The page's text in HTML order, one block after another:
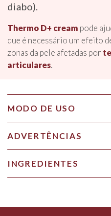
diabo).
Thermo D+ cream pode
que é necessário um efeito
zonas da pele afetadas por
articulares.
MODO DE USO
ADVERTÊNCIAS
INGREDIENTES